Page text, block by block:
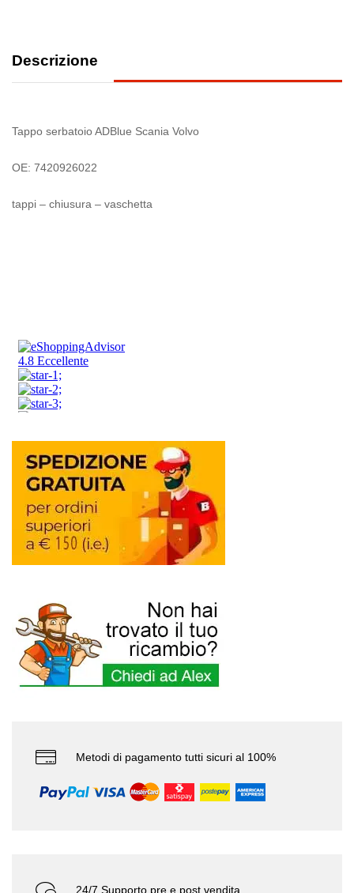
Descrizione
Tappo serbatoio ADBlue Scania Volvo
OE: 7420926022
tappi – chiusura – vaschetta
Metodi di pagamento tutti sicuri al 100%
24/7 Supporto pre e post vendita